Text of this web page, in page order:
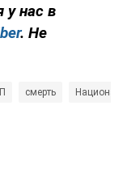
у нас в
. Не
смерть